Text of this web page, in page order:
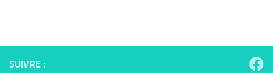
SUIVRE :